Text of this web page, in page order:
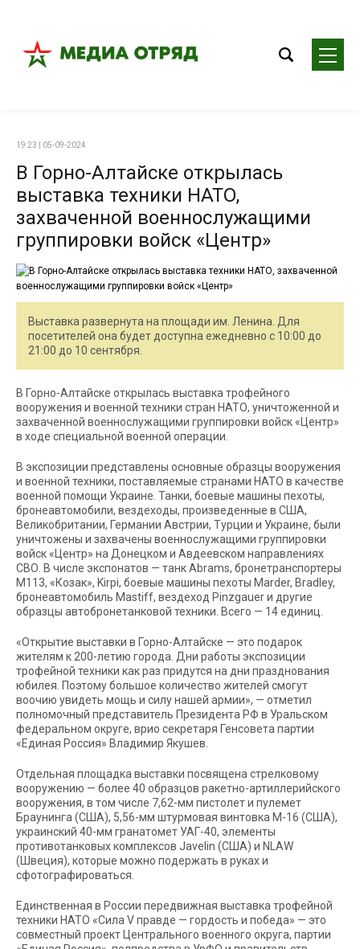
19:23 | 05-09-2024
В Горно-Алтайске открылась
выставка техники НАТО,
захваченной военнослужащими
группировки войск «Центр»
Выставка развернута на площади им. Ленина. Для
посетителей она будет доступна ежедневно с 10:00 до
21:00 до 10 сентября.
В Горно-Алтайске открылась выставка трофейного
вооружения и военной техники стран НАТО, уничтоженной и
захваченной военнослужащими группировки войск «Центр»
в ходе специальной военной операции.
В экспозиции представлены основные образцы вооружения
и военной техники, поставляемые странами НАТО в качестве
военной помощи Украине. Танки, боевые машины пехоты,
бронеавтомобили, вездеходы, произведенные в США,
Великобритании, Германии Австрии, Турции и Украине, были
уничтожены и захвачены военнослужащими группировки
войск «Центр» на Донецком и Авдеевском направлениях
СВО. В числе экспонатов — танк Abrams, бронетранспортеры
М113, «Козак», Kirpi, боевые машины пехоты Marder, Bradley,
бронеавтомобиль Mastiff, вездеход Pinzgauer и другие
образцы автобронетанковой техники. Всего — 14 единиц.
«Открытие выставки в Горно-Алтайске — это подарок
жителям к 200-летию города. Дни работы экспозиции
трофейной техники как раз придутся на дни празднования
юбилея. Поэтому большое количество жителей смогут
воочию увидеть мощь и силу нашей армии», — отметил
полномочный представитель Президента РФ в Уральском
федеральном округе, врио секретаря Генсовета партии
«Единая Россия» Владимир Якушев.
Отдельная площадка выставки посвящена стрелковому
вооружению — более 40 образцов ракетно-артиллерийского
вооружения, в том числе 7,62-мм пистолет и пулемет
Браунинга (США), 5,56-мм штурмовая винтовка М-16 (США),
украинский 40-мм гранатомет УАГ-40, элементы
противотанковых комплексов Javelin (США) и NLAW
(Швеция), которые можно подержать в руках и
сфотографироваться.
Единственная в России передвижная выставка трофейной
техники НАТО «Сила V правде — гордость и победа» — это
совместный проект Центрального военного округа, партии